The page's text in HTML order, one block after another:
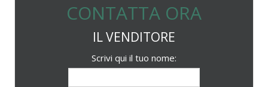
CONTATTA ORA
IL VENDITORE
Scrivi qui il tuo nome: